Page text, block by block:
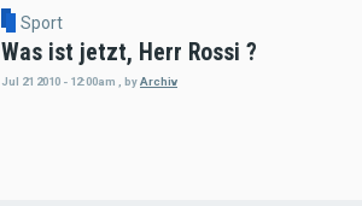
Sport
Was ist jetzt, Herr Rossi ?
Jul 21 2010 - 12:00am byArchiv